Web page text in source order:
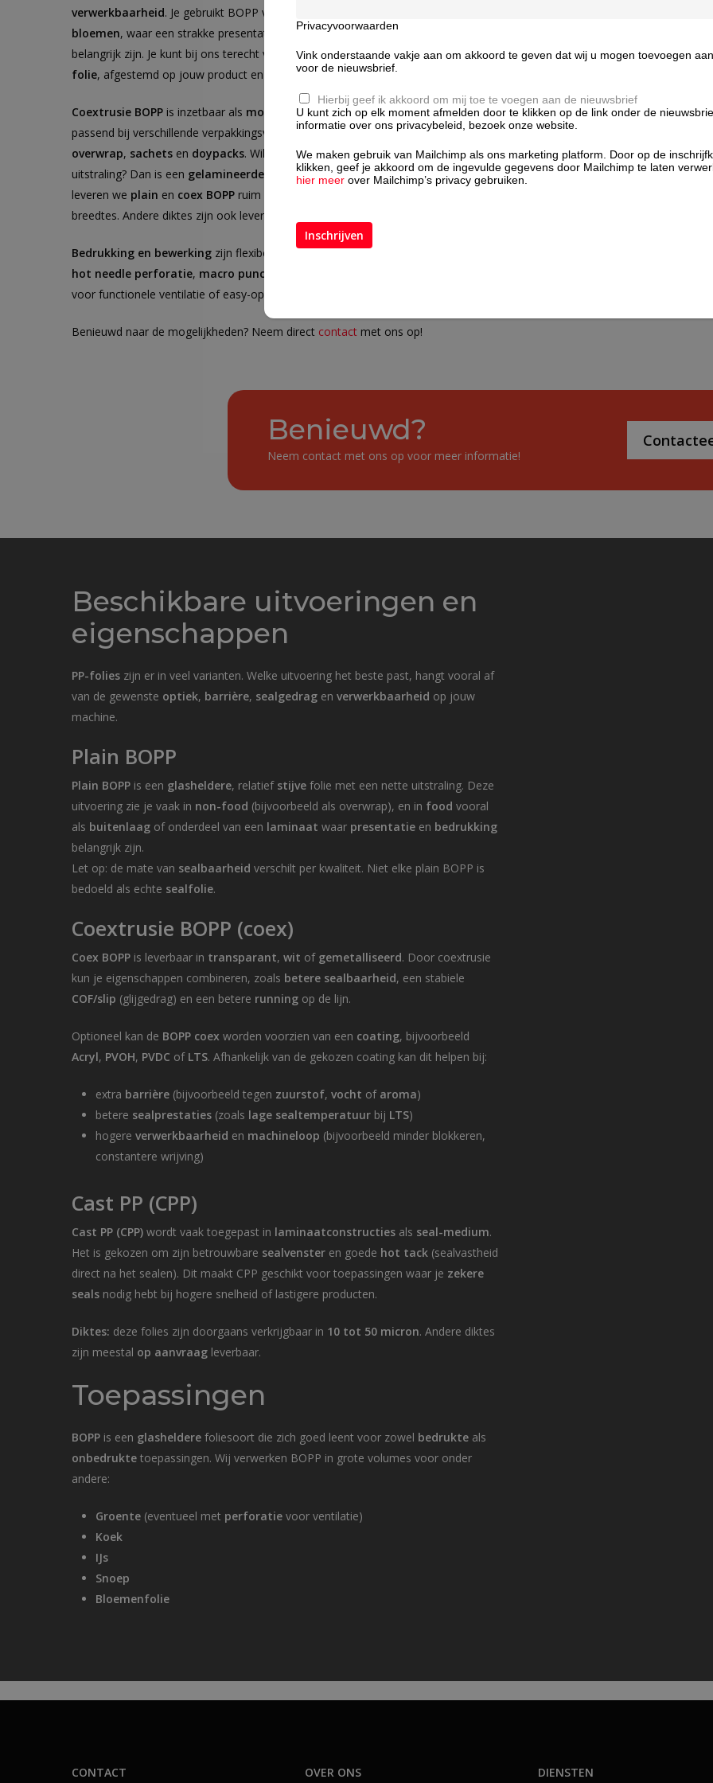
verwerkbaarheid. Je gebruikt BOPP veel voor o.a.
bloemen, waar een strakke presentatie en een stabiele running op de machine
belangrijk zijn. Je kunt bij ons terecht voor zowelbedruktealsonbedrukte BOPP
folie, afgestemd op jouw product en proces.
Coextrusie BOPP is inzetbaar als mono-film (enkellaags)of alslaminaatfolie,
passend bij verschillende verpakkingsvormen en machines zoalsHFFS,VFFS,
overwrap, sachets en doypacks. Wil je extra stevigheid of een specifieke
uitstraling? Dan is een gelamineerde opbouwvaak een logische keuze. Standaard
leveren we plain en coex BOPP ruim uit voorraad in
breedtes. Andere diktes zijn ook leverbaar op aanvraag.
Bedrukking en bewerking zijn flexibel: tot 10 kleuren flexodruk
hot needle perforatie, macro punch
voor functionele ventilatie of easy-open toepassingen.
Benieuwd naar de mogelijkheden? Neem direct contact met ons op!
Benieuwd?
Neem contact met ons op voor meer informatie!
Beschikbare uitvoeringen en
eigenschappen
PP-folies zijn er in veel varianten. Welke uitvoering het beste past, hangt vooral af
van de gewenste optiek, barrière, sealgedrag enverwerkbaarheid op jouw
machine.
Plain BOPP
Plain BOPP is een glasheldere, relatief stijve folie met een nette uitstraling. Deze
uitvoering zie je vaak in non-food (bijvoorbeeld als overwrap), en in food vooral
als buitenlaag of onderdeel van een laminaat waar presentatie en bedrukking
belangrijk zijn.
Let op: de mate van sealbaarheid verschilt per kwaliteit. Niet elke plain BOPP is
bedoeld als echte sealfolie.
Coextrusie BOPP (coex)
Coex BOPP is leverbaar in transparant,wit of gemetalliseerd. Door coextrusie
kun je eigenschappen combineren, zoals betere sealbaarheid, een stabiele
COF/slip (glijgedrag) en een betere running op de lijn.
Optioneel kan de BOPP coex worden voorzien van een coating, bijvoorbeeld
Acryl, PVOH, PVDC of LTS. Afhankelijk van de gekozen coating kan dit helpen bij:
extra barrière (bijvoorbeeld tegen zuurstof,vocht of aroma)
betere sealprestaties (zoals lage sealtemperatuur bij LTS)
hogereverwerkbaarheid en machineloop (bijvoorbeeld minder blokkeren,
constantere wrijving)
Cast PP (CPP)
Cast PP (CPP) wordt vaak toegepast in laminaatconstructies als seal-medium.
Het is gekozen om zijn betrouwbare sealvenster en goede hot tack (sealvastheid
direct na het sealen). Dit maakt CPP geschikt voor toepassingen waar je zekere
seals nodig hebt bij hogere snelheid of lastigere producten.
Diktes: deze folies zijn doorgaans verkrijgbaar in 10 tot 50 micron. Andere diktes
zijn meestal op aanvraag leverbaar.
Toepassingen
BOPP is een glasheldere foliesoort die zich goed leent voor zowel bedrukte als
onbedrukte toepassingen. Wij verwerken BOPP in grote volumes voor onder
andere:
Groente (eventueel met perforatie voor ventilatie)
Koek
IJs
Snoep
Bloemenfolie
CONTACT OVER ONS DIENSTEN
Privacyvoorwaarden
Vink onderstaande vakje aan om akkoord te geven dat wij u mogen toevoegen
voor de nieuwsbrief.
Hierbij geef ik akkoord om mij toe te voegen aan de nieuwsbrief
U kunt zich op elk moment afmelden door te klikken op de link onder de
informatie over ons privacybeleid, bezoek onze website.
We maken gebruik van Mailchimp als ons marketing platform. Door op de
klikken, geef je akkoord om de ingevulde gegevens door Mailchimp te laten
hier meer over Mailchimp’s privacy gebruiken.